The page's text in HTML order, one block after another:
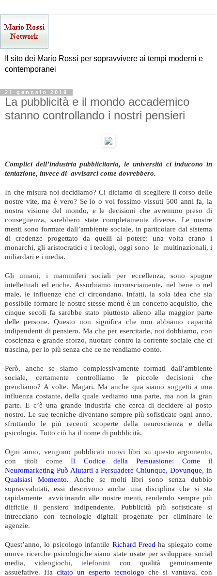
Il sito dei Mario Rossi per sopravvivere ai tempi moderni e
contemporanei
21 gennaio 2019
La pubblicità e il mondo accademico
stanno controllando i nostri pensieri
Complici dell’industria pubblicitaria, le università ci inducono in
tentazione, invece di avvisarci come dovrebbero.
In che misura noi decidiamo? Ci diciamo di scegliere il corso delle
nostre vite, ma è vero? Se io o voi fossimo vissuti 500 anni fa, la
nostra visione del mondo, e le decisioni che avremmo preso di
conseguenza, sarebbero state completamente diverse. Le nostre
menti sono formate dall’ambiente sociale, in particolare dal sistema
di credenze progettato da quelli al potere: una volta erano i
monarchi, gli aristocratici e i teologi, oggi sono le multinazionali, i
miliardari e i media.
Gli umani, i mammiferi sociali per eccellenza, sono spugne
intellettuali ed etiche. Assorbiamo inconsciamente, nel bene o nel
male, le influenze che ci circondano. Infatti, la sola idea che sia
possibile formare le nostre stesse menti è un concetto acquisito, che
cinque secoli fa sarebbe stato piuttosto alieno alla maggior parte
delle persone. Questo non significa che non abbiamo capacità
indipendenti di pensiero. Ma che per esercitarle, noi dobbiamo, con
coscienza e grande sforzo, nuotare contro la corrente sociale che ci
trascina, per lo più senza che ce ne rendiamo conto.
Però, anche se siamo complessivamente formati dall’ambiente
sociale, certamente controlliamo le piccole decisioni che
prendiamo? A volte. Magari. Ma anche qua siamo soggetti a una
influenza costante, della quale vediamo una parte, ma non la gran
parte. E c’è una grande industria che cerca di decidere al posto
nostro. Le sue tecniche diventano sempre più sofisticate ogni anno,
sfruttando le più recenti scoperte della neuroscienza e della
psicologia. Tutto ciò ha il nome di pubblicità.
Ogni anno, vengono pubblicati nuovi libri su questo argomento,
con titoli comeIl Codice della Persuasione: Come il
Neuromarketing Può Aiutarti a Persuadere Chiunque, Dovunque, in
Qualsiasi Momento. Anche se molti libri sono senza dubbio
sopravvalutati, essi descrivono anche una disciplina che si sta
rapidamente avvicinando alle nostre menti, rendendo sempre più
difficile il pensiero indipendente. Pubblicità più sofisticate si
intrecciano con tecnologie digitali progettate per eliminare le
agenzie.
Quest’anno, lo psicologo infantile Richard Freed ha spiegato come
nuove ricerche psicologiche siano state usate per sviluppare social
media, videogiochi, telefonini con qualità genuinamente
assuefative. Ha citato un esperto tecnologo che si vantava, con